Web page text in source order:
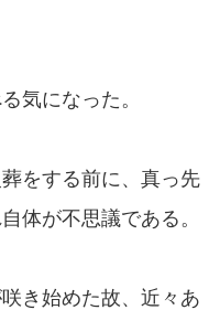
気になった。
をする前に、真っ先
体が不思議である。
き始めた故、近々あ